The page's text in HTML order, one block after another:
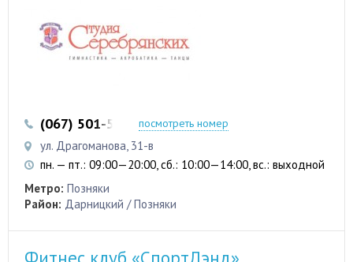
(067) 501-52-22посмотреть номер
ул. Драгоманова, 31-в
пн. — пт.: 09:00—20:00, сб.: 10:00—14:00, вс.: выходной
Метро: Позняки
Район: Дарницкий / Позняки